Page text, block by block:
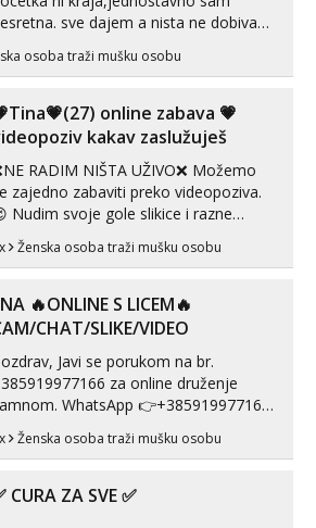
sve dajem a nista ne dobivam
moje potrebe,ne trazim puno
njezan seks i njezne poljupce po
koji me jako pale,obozavam kad
muskar...
osoba traži mušku osobu
online zabava 💗
kakav zaslužuješ
RADIM NIŠTA UŽIVO❌ Možemo
zajedno zabaviti preko videopoziva.
Nudim svoje gole slikice i razne
videouradke. 🤩 Za online zabavu pošalji
na Whatsapp, Telegram ili Viber.
možeš me vidjeti na
videopozivu. 😉 S vama sam vec 5 ...
Ženska osoba traži mušku osobu
🔥ONLINE S LICEM🔥
CHAT/SLIKE/VIDEO
Javi se porukom na br.
za online druženje
WhatsApp 👉+385919977166
Telegram 👉@enafriedrichkis Radim
s licem, solo i s partnerom,
halteri, haljine, štikle,
Ženska osoba traži mušku osobu
CURA ZA SVE ✅